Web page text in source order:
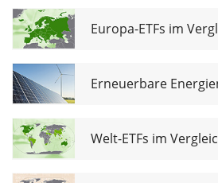
Europa-ETFs im
Welt-ETFs im